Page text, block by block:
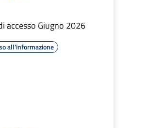
accesso Giugno 2026
all'informazione